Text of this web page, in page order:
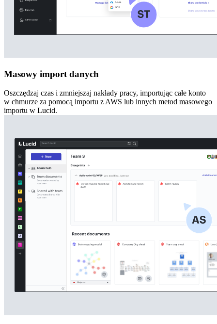
Masowy import danych
Oszczędzaj czas i zmniejszaj nakłady pracy, importując całe konto
w chmurze za pomocą importu z AWS lub innych metod masowego
importu w Lucid.